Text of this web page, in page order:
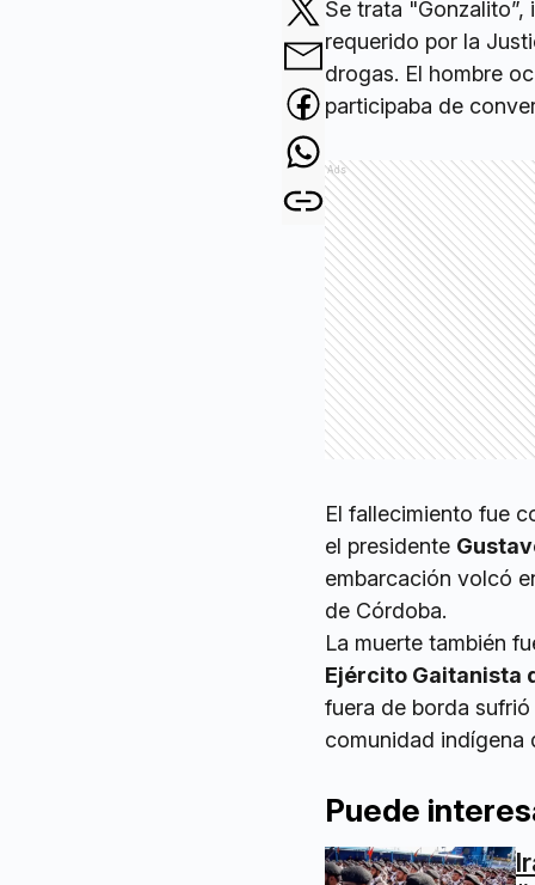
Se trata
requerido por la
drogas. El hombre
participaba de
Ads
El fallecimiento fue
el presidente
embarcación volcó
de Córdoba.
La muerte también
Ejército Gaitanista
fuera de borda
comunidad indígena
Puede